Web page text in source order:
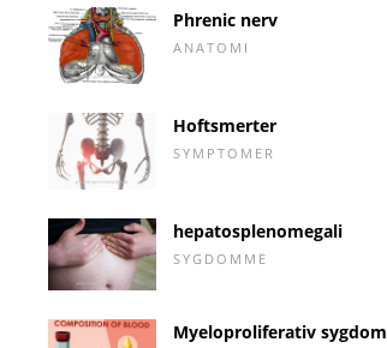
Phrenic nerv
ANATOMI
Hoftsmerter
SYMPTOMER
hepatosplenomegali
SYGDOMME
Myeloproliferativ sygdom